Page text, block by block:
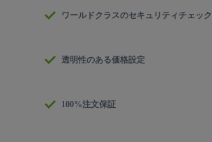
ワールドクラスのセキュリティチェック
透明性のある価格設定
100%注文保証